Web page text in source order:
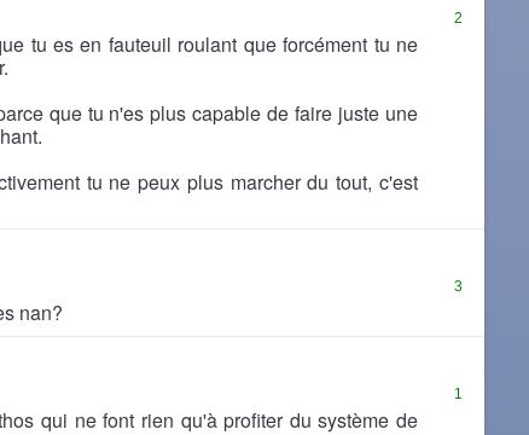
2
tu es en fauteuil roulant que forcément tu ne
que tu n'es plus capable de faire juste une
tu ne peux plus marcher du tout, c'est
3
nan?
1
qui ne font rien qu'à profiter du système de